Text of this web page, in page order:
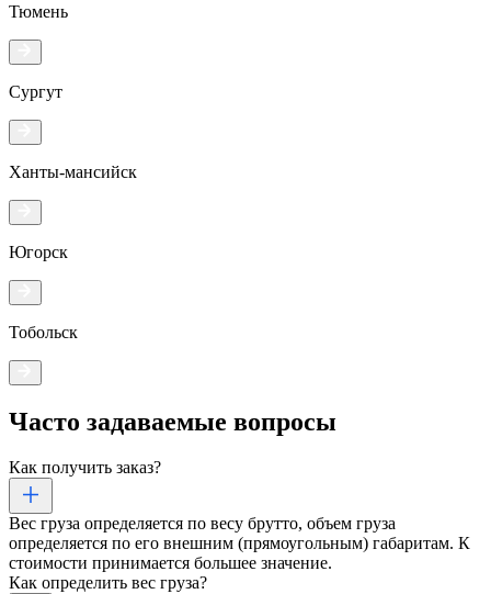
Тюмень
Сургут
Ханты-мансийск
Югорск
Тобольск
Часто задаваемые вопросы
Как получить заказ?
Вес груза определяется по весу брутто, объем груза
определяется по его внешним (прямоугольным) габаритам. К
стоимости принимается большее значение.
Как определить вес груза?